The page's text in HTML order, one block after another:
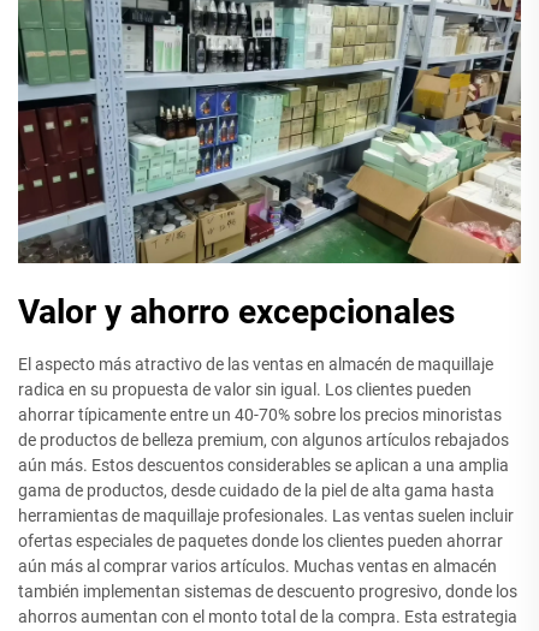
Valor y ahorro excepcionales
El aspecto más atractivo de las ventas en almacén de maquillaje
radica en su propuesta de valor sin igual. Los clientes pueden
ahorrar típicamente entre un 40-70% sobre los precios minoristas
de productos de belleza premium, con algunos artículos rebajados
aún más. Estos descuentos considerables se aplican a una amplia
gama de productos, desde cuidado de la piel de alta gama hasta
herramientas de maquillaje profesionales. Las ventas suelen incluir
ofertas especiales de paquetes donde los clientes pueden ahorrar
aún más al comprar varios artículos. Muchas ventas en almacén
también implementan sistemas de descuento progresivo, donde los
ahorros aumentan con el monto total de la compra. Esta estrategia